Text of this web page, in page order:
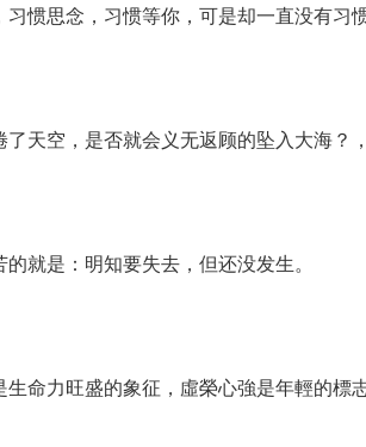
习惯思念，习惯等你，可是却一直没有习
了天空，是否就会义无返顾的坠入大海？，
的就是：明知要失去，但还没发生。
生命力旺盛的象征，虛榮心強是年輕的標志